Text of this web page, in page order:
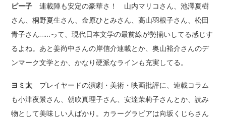
ピー子 連載陣も安定の豪華さ！ 山内マリコさん、池澤夏樹
さん、桐野夏生さん、金原ひとみさん、高山羽根子さん、松田
青子さん……って、現代日本文学の最前線が勢揃いしてる感じす
るよね。あと姜尚中さんの岸信介連載とか、奥山裕介さんのデ
ンマーク文学とか、かなり硬派なラインも充実してる。
ヨミ太 プレイヤードの演劇・美術・映画批評に、連載コラム
も小津夜景さん、朝吹真理子さん、安達茉莉子さんとか、読み
物として美味しい人ばかり。カラーグラビアは向坂くじらさん